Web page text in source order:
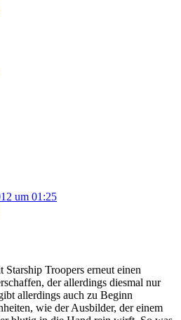
um 01:25
Starship Troopers erneut einen
der allerdings diesmal nur
allerdings auch zu Beginn
wie der Ausbilder, der einem